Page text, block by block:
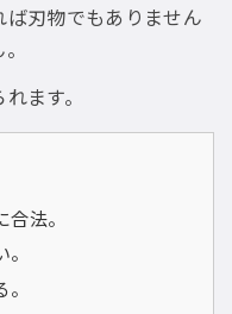
刃物でもありません
ます。
法。